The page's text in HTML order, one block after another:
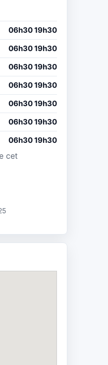
06h30 19h30
06h30 19h30
06h30 19h30
06h30 19h30
06h30 19h30
06h30 19h30
06h30 19h30
cet